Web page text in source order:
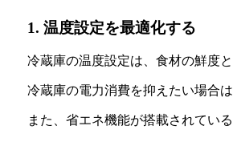
1. 温度設定を最適化する
冷蔵庫の温度設定は、食材の鮮度
冷蔵庫の電力消費を抑えたい場合
また、省エネ機能が搭載されてい